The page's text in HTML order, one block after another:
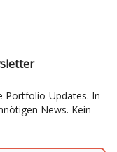
Portfolio-Updates. In
News. Kein